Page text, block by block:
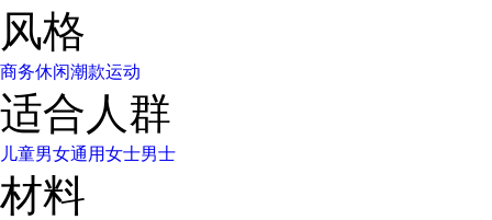
风格
商务休闲潮款运动
适合人群
儿童男女通用女士男士
材料